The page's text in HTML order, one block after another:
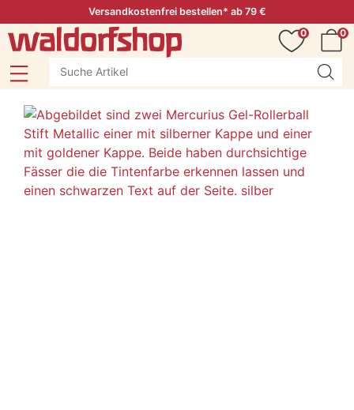
Versandkostenfrei bestellen* ab 79 €
0
0